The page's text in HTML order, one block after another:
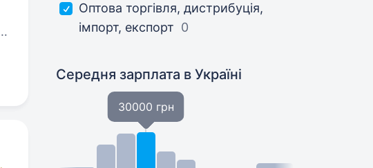
Оптова торгівля, дистрибуція,
імпорт, експорт 0
Середня зарплата в Україні
30000 грн